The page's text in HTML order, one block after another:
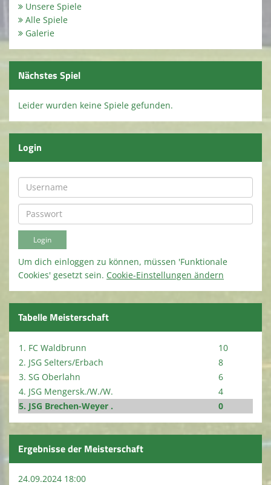
Spielstätten
Terminkalender
Kirmes 2026
Kindeswohl / Jugendschutz
Unsere Spiele
Alle Spiele
Galerie
Nächstes Spiel
Leider wurden keine Spiele gefunden.
Login
Um dich einloggen zu können, müssen 'Funktionale
Cookies' gesetzt sein. Cookie-Einstellungen ändern
Tabelle Meisterschaft
1. FC Waldbrunn
10
2. JSG Selters/Erbach
8
3. SG Oberlahn
6
4. JSG Mengersk./W./W.
4
5. JSG Brechen-Weyer .
0
Ergebnisse der Meisterschaft
24.09.2024 18:00